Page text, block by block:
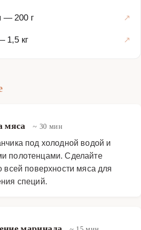
— 200 г
1,5 кг
мяса ~ 30 мин
под холодной водой и
полотенцами. Сделайте
всей поверхности мяса для
специй.